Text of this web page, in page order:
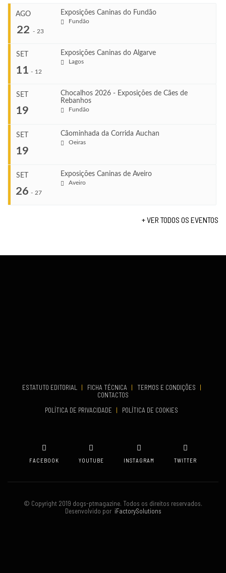
AGO
22 - 23
Exposições Caninas do Fundão
Fundão
Ago 22, 2026
Ago 23, 2026
VENUE
SET
11 - 12
Exposições Caninas do Algarve
Lagos
Set 11, 2026
Set 12, 2026
VENUE
SET
19
Chocalhos 2026 - Exposições de Cães de
Rebanhos
Fundão
Set 19, 2026
SET
19
Cãominhada da Corrida Auchan
Oeiras
SET
26 - 27
Exposições Caninas de Aveiro
Aveiro
+ VER TODOS OS EVENTOS
ESTATUTO EDITORIAL | FICHA TÉCNICA | TERMOS E CONDIÇÕES
|
CONTACTOS
POLÍTICA DE PRIVACIDADE
| POLÍTICA DE COOKIES
FACEBOOK YOUTUBE INSTAGRAM TWITTER
© Copyright 2019 dogs-ptmagazine. Todos os direitos reservados.
Desenvolvido poriFactorySolutions